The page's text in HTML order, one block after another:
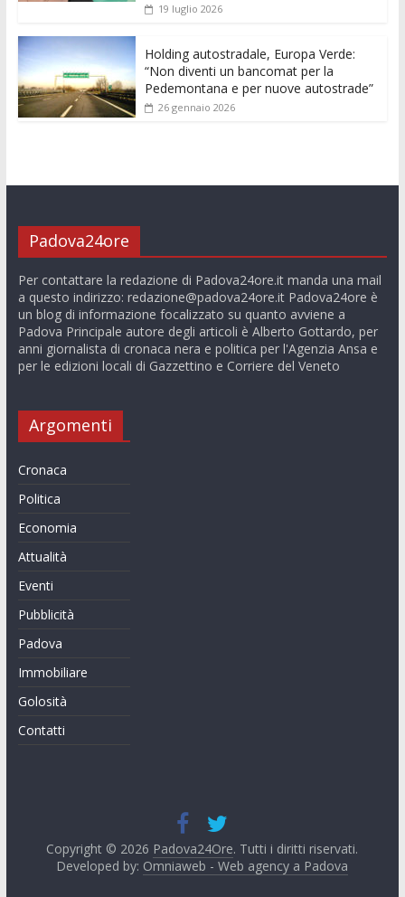
19 luglio 2026
Holding autostradale, Europa Verde:
“Non diventi un bancomat per la
Pedemontana e per nuove autostrade”
26 gennaio 2026
Padova24ore
Per contattare la redazione di Padova24ore.it manda una mail
a questo indirizzo: redazione@padova24ore.itPadova24ore è
un blog di informazione focalizzato su quanto avviene a
Padova Principale autore degli articoli è Alberto Gottardo, per
anni giornalista di cronaca nera e politica per l'Agenzia Ansa e
per le edizioni locali di Gazzettino e Corriere del Veneto
Argomenti
Cronaca
Politica
Economia
Attualità
Eventi
Pubblicità
Padova
Immobiliare
Golosità
Contatti
Copyright © 2026 Padova24Ore. Tutti i diritti riservati.
Developed by: Omniaweb - Web agency a Padova